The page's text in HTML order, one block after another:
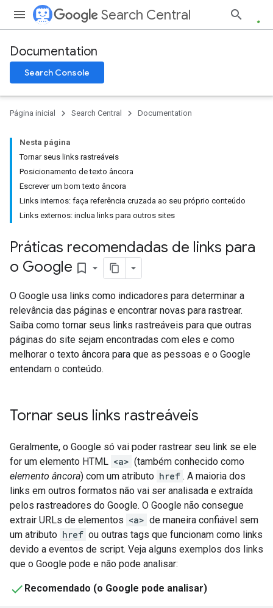
Search Central
Documentation
Search Console
Página inicial Search Central Documentation
Nesta página
Tornar seus links rastreáveis
Posicionamento de texto âncora
Escrever um bom texto âncora
Links internos: faça referência cruzada ao seu próprio conteúdo
Links externos: inclua links para outros sites
Práticas recomendadas de links para
o Google bookmark_border
O Google usa links como indicadores para determinar a
relevância das páginas e encontrar novas para rastrear.
Saiba como tornar seus links rastreáveis para que outras
páginas do site sejam encontradas com eles e como
melhorar o texto âncora para que as pessoas e o Google
entendam o conteúdo.
Tornar seus links rastreáveis
Geralmente, o Google só vai poder rastrear seu link se ele
for um elemento HTML <a> (também conhecido como
elemento âncora) com um atributo href . A maioria dos
links em outros formatos não vai ser analisada e extraída
pelos rastreadores do Google. O Google não consegue
extrair URLs de elementos <a> de maneira confiável sem
um atributo href ou outras tags que funcionam como links
devido a eventos de script. Veja alguns exemplos dos links
que o Google pode e não pode analisar:
Recomendado (o Google pode analisar)